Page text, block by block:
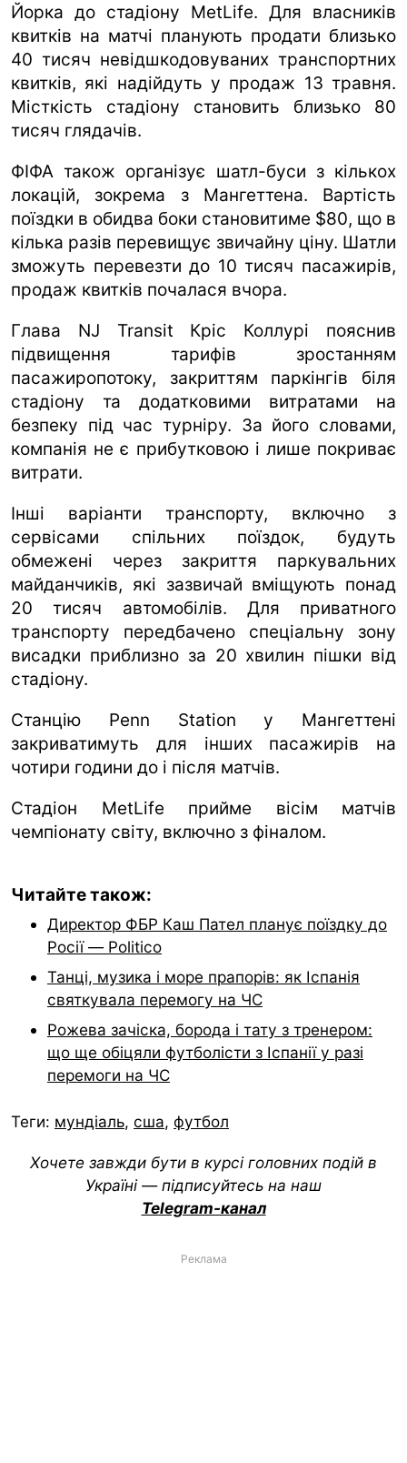
Йорка до стадіону MetLife. Для власників
квитків на матчі планують продати близько
40 тисяч невідшкодовуваних транспортних
квитків, які надійдуть у продаж 13 травня.
Місткість стадіону становить близько 80
тисяч глядачів.
ФІФА також організує шатл-буси з кількох
локацій, зокрема з Мангеттена. Вартість
поїздки в обидва боки становитиме $80, що в
кілька разів перевищує звичайну ціну. Шатли
зможуть перевезти до 10 тисяч пасажирів,
продаж квитків почалася вчора.
Глава NJ Transit Кріс Коллурі пояснив
підвищення тарифів зростанням
пасажиропотоку, закриттям паркінгів біля
стадіону та додатковими витратами на
безпеку під час турніру. За його словами,
компанія не є прибутковою і лише покриває
витрати.
Інші варіанти транспорту, включно з
сервісами спільних поїздок, будуть
обмежені через закриття паркувальних
майданчиків, які зазвичай вміщують понад
20 тисяч автомобілів. Для приватного
транспорту передбачено спеціальну зону
висадки приблизно за 20 хвилин пішки від
стадіону.
Станцію Penn Station у Мангеттені
закриватимуть для інших пасажирів на
чотири години до і після матчів.
Стадіон MetLife прийме вісім матчів
чемпіонату світу, включно з фіналом.
Читайте також:
Директор ФБР Каш Пател планує поїздку до
Росії — Politico
Танці, музика і море прапорів: як Іспанія
святкувала перемогу на ЧС
Рожева зачіска, борода і тату з тренером:
що ще обіцяли футболісти з Іспанії у разі
перемоги на ЧС
Теги: мундіаль, сша, футбол
Хочете завжди бути в курсі головних подій в
Україні — підписуйтесь на наш
Telegram-канал
Реклама